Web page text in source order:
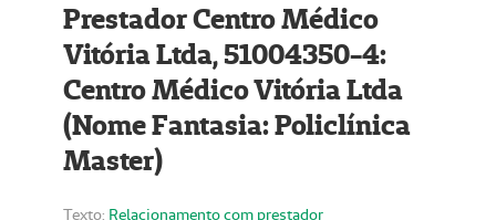
Prestador Centro Médico
Vitória Ltda, 51004350-4:
Centro Médico Vitória Ltda
(Nome Fantasia: Policlínica
Master)
Texto: Relacionamento com prestador